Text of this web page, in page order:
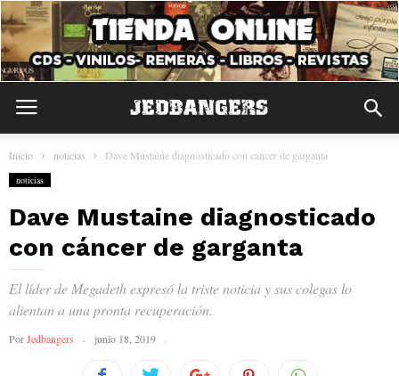
Inicio noticias Dave Mustaine diagnosticado con cáncer de garganta
noticias
Dave Mustaine diagnosticado
con cáncer de garganta
El líder de Megadeth expresó la triste noticia y sus colegas lo
alientan a una pronta recuperación.
PorJedbangers junio 18, 2019